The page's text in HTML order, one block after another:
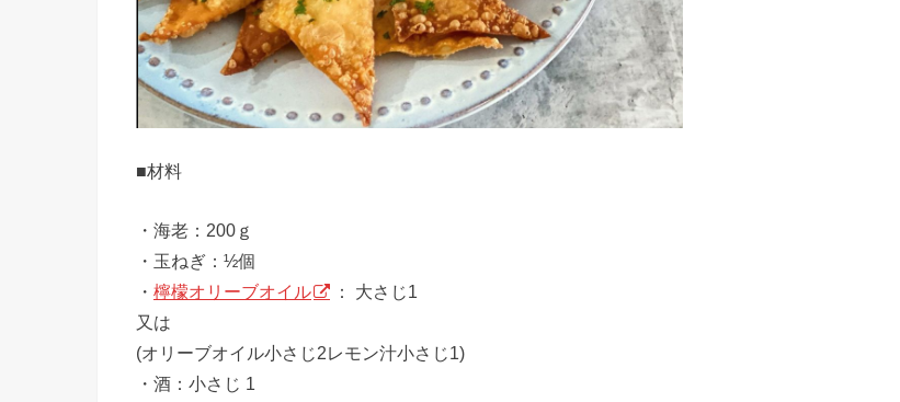
■材料
・海老：200ｇ
・玉ねぎ：½個
・ 檸檬オリーブオイル
： 大さじ1
又は
(オリーブオイル小さじ2レモン汁小さじ1)
・酒：小さじ 1